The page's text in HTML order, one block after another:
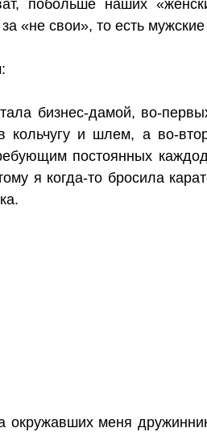
побольше наших
«не свои», то есть
бизнес-дамой, во-
и шлем, а во-
постоянных
я когда-то бросила
меня